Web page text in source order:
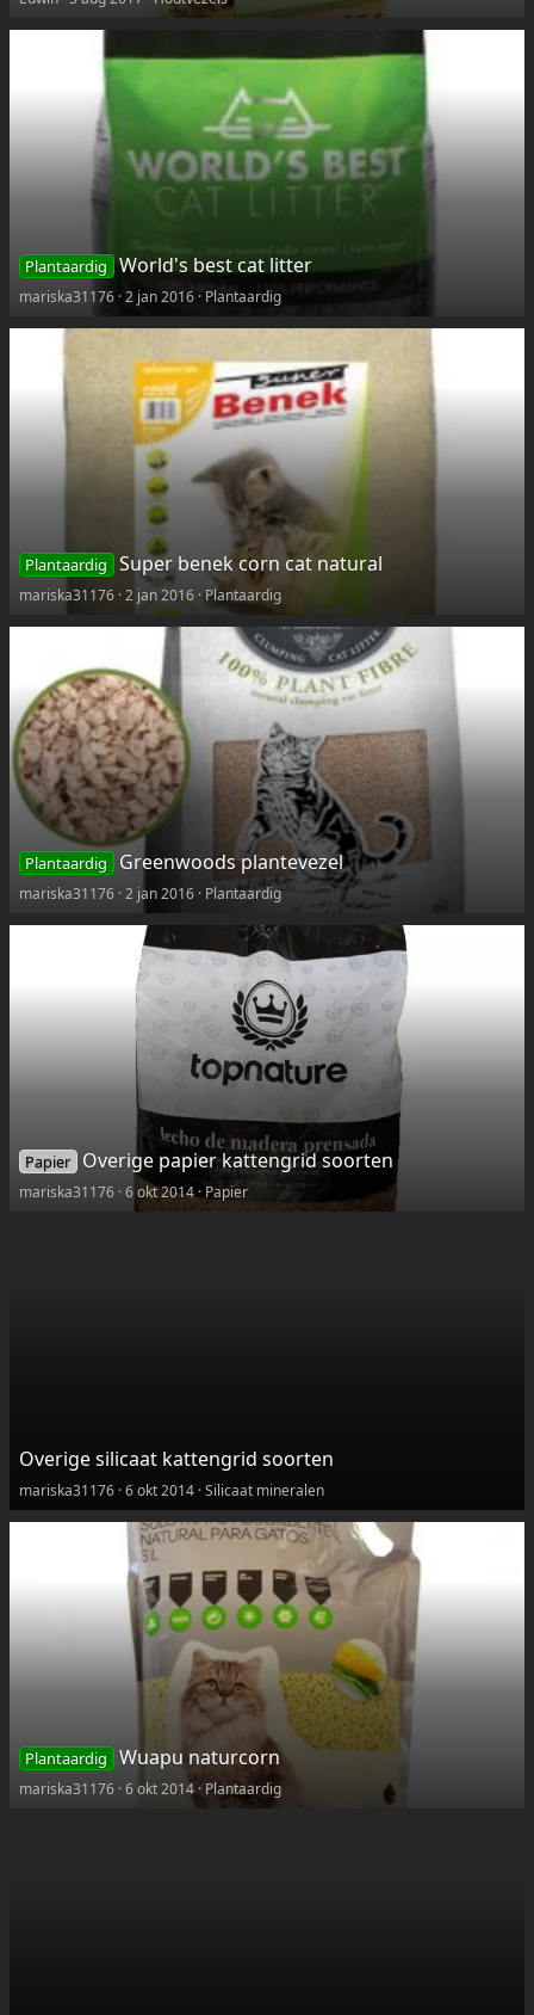
Plantaardig World's best cat litter
mariska31176 2 jan 2016 Plantaardig
Plantaardig Super benek corn cat natural
mariska31176 2 jan 2016 Plantaardig
Plantaardig Greenwoods plantevezel
mariska31176 2 jan 2016 Plantaardig
Papier Overige papier kattengrid soorten
mariska31176 6 okt 2014 Papier
Overige silicaat kattengrid soorten
mariska31176 6 okt 2014 Silicaat mineralen
Plantaardig Wuapu naturcorn
mariska31176 6 okt 2014 Plantaardig